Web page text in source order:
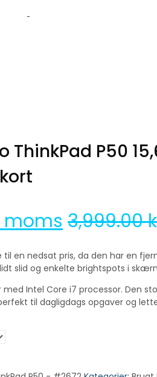
ThinkPad P50
moms 3,999.00
til en nedsat pris, da den har en
slid og enkelte brightspots i
Intel Core i7 processor. Den
til dagligdags opgaver og